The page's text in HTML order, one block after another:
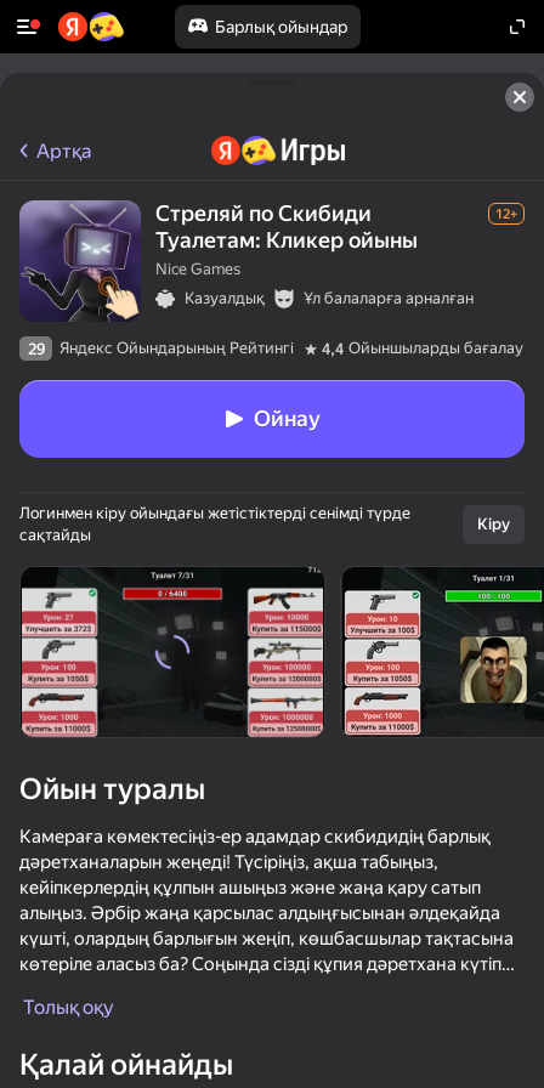
Барлық ойындар
Құрылғыны бұрыңыз
Ойын тек көлденең
бағдарда ғана істейді
Выстрел Снайпера
Артқа
Стреляй по Скибиди
Туалетам: Кликер ойыны
12+
Nice Games
Казуалдық
Ұл балаларға арналған
29 Яндекс Ойындарының Рейтингі 4,4 Ойыншыларды бағалау
Ойнау
Логинмен кіру ойындағы жетістіктерді сенімді түрде
сақтайды
Кіру
Ойын туралы
Камераға көмектесіңіз-ер адамдар скибидидің барлық
дәретханаларын жеңеді! Түсіріңіз, ақша табыңыз,
кейіпкерлердің құлпын ашыңыз және жаңа қару сатып
алыңыз. Әрбір жаңа қарсылас алдыңғысынан әлдеқайда
күшті, олардың барлығын жеңіп, көшбасшылар тақтасына
көтеріле аласыз ба? Соңында сізді құпия дәретхана күтіп
Толық оқу
Қалай ойнайды